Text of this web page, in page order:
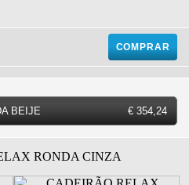
COMPRAR
BEIJE € 354,24